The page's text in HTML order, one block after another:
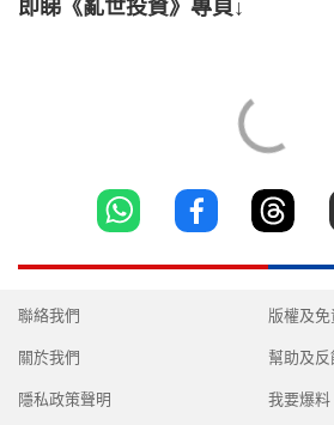
即睇《亂世投資》專頁↓
聯絡我們
關於我們
隱私政策聲明
版權及免
幫助及反
我要爆料